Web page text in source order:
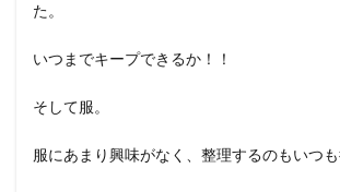
た。
いつまでキープできるか！！
そして服。
服にあまり興味がなく、整理するのもいつも